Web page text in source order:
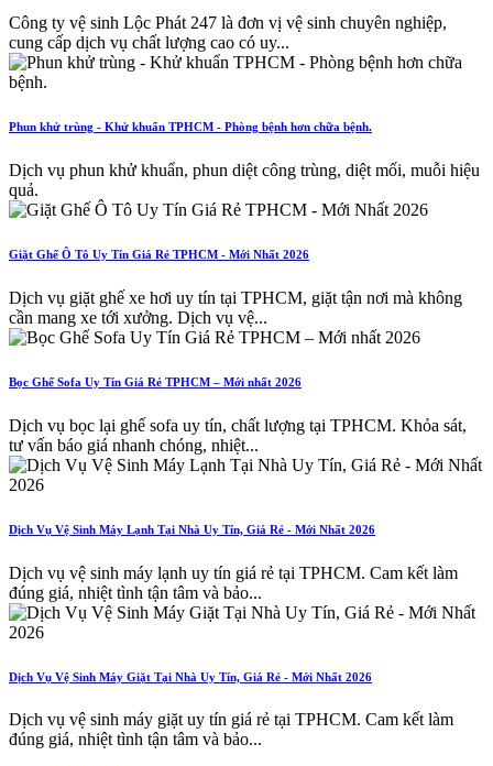
Công ty vệ sinh Lộc Phát 247 là đơn vị vệ sinh chuyên nghiệp,
cung cấp dịch vụ chất lượng cao có uy...
Phun khử trùng - Khử khuẩn TPHCM - Phòng bệnh hơn chữa bệnh.
Dịch vụ phun khử khuẩn, phun diệt công trùng, diệt mối, muỗi hiệu
quả.
Giặt Ghế Ô Tô Uy Tín Giá Rẻ TPHCM - Mới Nhất 2026
Dịch vụ giặt ghế xe hơi uy tín tại TPHCM, giặt tận nơi mà không
cần mang xe tới xưởng. Dịch vụ vệ...
Bọc Ghế Sofa Uy Tín Giá Rẻ TPHCM – Mới nhất 2026
Dịch vụ bọc lại ghế sofa uy tín, chất lượng tại TPHCM. Khỏa sát,
tư vấn báo giá nhanh chóng, nhiệt...
Dịch Vụ Vệ Sinh Máy Lạnh Tại Nhà Uy Tín, Giá Rẻ - Mới Nhất 2026
Dịch vụ vệ sinh máy lạnh uy tín giá rẻ tại TPHCM. Cam kết làm
đúng giá, nhiệt tình tận tâm và bảo...
Dịch Vụ Vệ Sinh Máy Giặt Tại Nhà Uy Tín, Giá Rẻ - Mới Nhất 2026
Dịch vụ vệ sinh máy giặt uy tín giá rẻ tại TPHCM. Cam kết làm
đúng giá, nhiệt tình tận tâm và bảo...